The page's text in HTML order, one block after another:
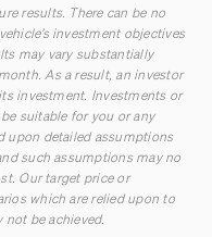
results. There can be no
investment objectives
may vary substantially
As a result, an investor
investment. Investments or
suitable for you or any
upon detailed assumptions
such assumptions may no
Our target price or
which are relied upon to
be achieved.